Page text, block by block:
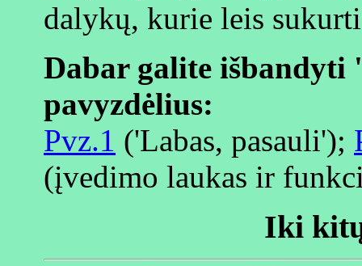
dalykų, kurie leis
Dabar galite išbandyti
pavyzdėlius:
Pvz.1 ('Labas, pasauli');
(įvedimo laukas ir
Iki